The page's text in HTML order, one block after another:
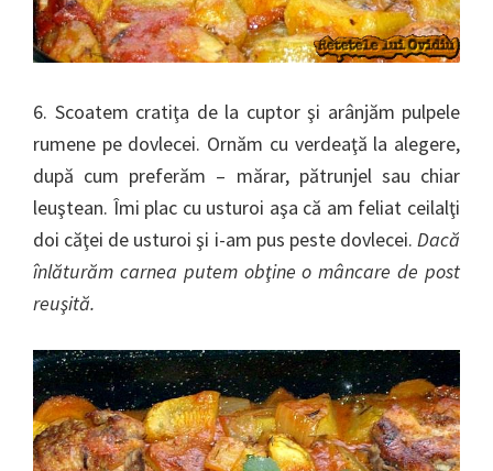
6. Scoatem cratiţa de la cuptor şi arânjăm pulpele
rumene pe dovlecei. Ornăm cu verdeaţă la alegere,
după cum preferăm – mărar, pătrunjel sau chiar
leuştean. Îmi plac cu usturoi aşa că am feliat ceilalţi
doi căţei de usturoi şi i-am pus peste dovlecei. Dacă
înlăturăm carnea putem obţine o mâncare de post
reuşită.